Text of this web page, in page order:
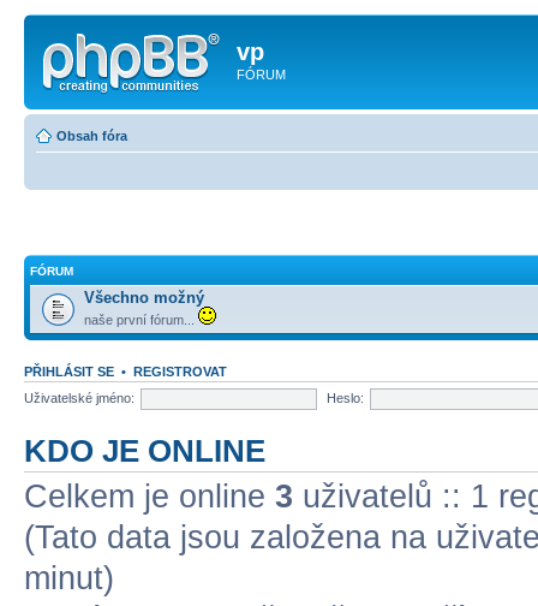
vp
FÓRUM
Obsah fóra
FÓRUM
Všechno možný
naše první fórum...
PŘIHLÁSIT SE • REGISTROVAT
Uživatelské jméno:
Heslo:
KDO JE ONLINE
Celkem je online 3 uživatelů :: 1
(Tato data jsou založena na
minut)